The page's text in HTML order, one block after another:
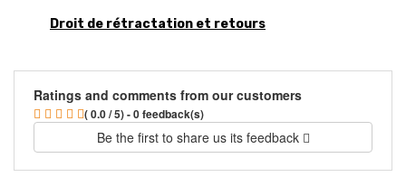
Droit de rétractation et retours
Ratings and comments from our customers
( 0.0 / 5) - 0 feedback(s)
Be the first to share us its feedback